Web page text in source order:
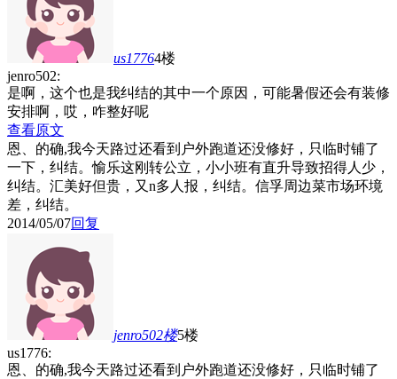
us17764楼
jenro502:
是啊，这个也是我纠结的其中一个原因，可能暑假还会有装修
安排啊，哎，咋整好呢
查看原文
恩、的确,我今天路过还看到户外跑道还没修好，只临时铺了
一下，纠结。愉乐这刚转公立，小小班有直升导致招得人少，
纠结。汇美好但贵，又n多人报，纠结。信孚周边菜市场环境
差，纠结。
2014/05/07回复
jenro502楼5楼
us1776:
恩、的确,我今天路过还看到户外跑道还没修好，只临时铺了